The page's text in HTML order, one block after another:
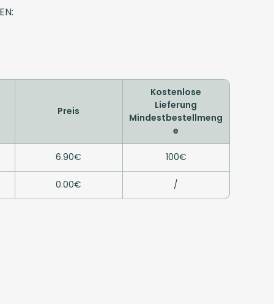
Preis
Kostenlose
Lieferung
Mindestbestellmeng
e
6.90€ 100€
0.00€ /